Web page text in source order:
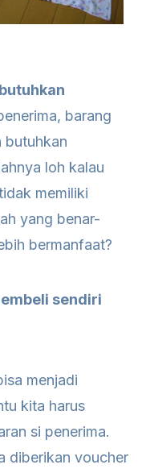
barang
butuhkan
loh kalau
memiliki
yang benar-
bermanfaat?
sendiri
menjadi
kita harus
si penerima.
diberikan voucher